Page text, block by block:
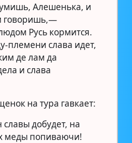
Алешенька, и
говоришь,—
Русь кормится.
племени слава идет,
де лам да
и слава
на тура гавкает:
добудет, на
меды попиваючи!